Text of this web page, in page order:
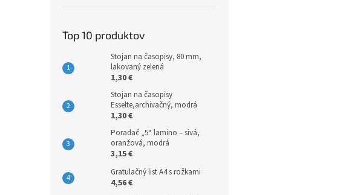
Top 10 produktov
Stojan na časopisy, 80 mm,
lakovaný zelená
1,30 €
Stojan na časopisy
Esselte,archivačný, modrá
1,30 €
Poradač „5“ lamino – sivá,
oranžová, modrá
3,15 €
Gratulačný list A4 s rožkami
4,56 €